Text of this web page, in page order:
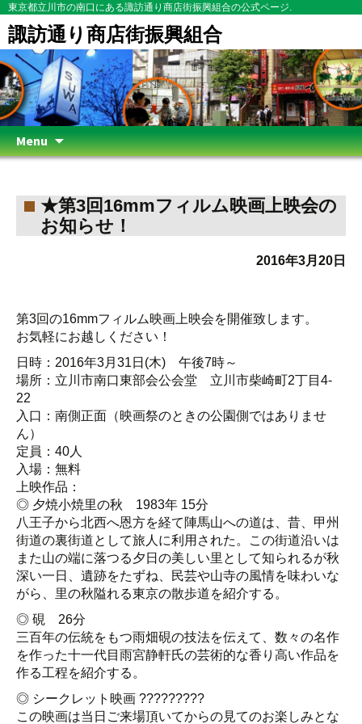
東京都立川市の南口にある諏訪通り商店街振興組合の公式ページ.
諏訪通り商店街振興組合
Menu
Skip
to
★第3回16mmフィルム映画上映会の
お知らせ！
2016年3月20日
第3回の16mmフィルム映画上映会を開催致します。
お気軽にお越しください！
日時：2016年3月31日(木) 午後7時～
場所：立川市南口東部会公会堂 立川市柴崎町2丁目4-
22
入口：南側正面（映画祭のときの公園側ではありませ
ん）
定員：40人
入場：無料
上映作品：
◎ 夕焼小焼里の秋 1983年 15分
八王子から北西へ恩方を経て陣馬山への道は、昔、甲州
街道の裏街道として旅人に利用された。この街道沿いは
また山の端に落つる夕日の美しい里として知られるが秋
深い一日、遺跡をたずね、民芸や山寺の風情を味わいな
がら、里の秋隘れる東京の散歩道を紹介する。
◎ 硯 26分
三百年の伝統をもつ雨畑硯の技法を伝えて、数々の名作
を作った十一代目雨宮静軒氏の芸術的な香り高い作品を
作る工程を紹介する。
◎ シークレット映画 ?????????
この映画は当日ご来場頂いてからの見てのお楽しみとな